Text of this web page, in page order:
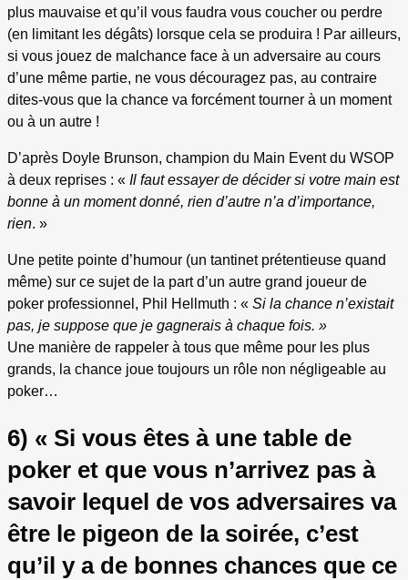
plus mauvaise et qu’il vous faudra vous coucher ou perdre
(en limitant les dégâts) lorsque cela se produira ! Par ailleurs,
si vous jouez de malchance face à un adversaire au cours
d’une même partie, ne vous découragez pas, au contraire
dites-vous que la chance va forcément tourner à un moment
ou à un autre !
D’après Doyle Brunson, champion du Main Event du WSOP
à deux reprises : « Il faut essayer de décider si votre main est
bonne à un moment donné, rien d’autre n’a d’importance,
rien. »
Une petite pointe d’humour (un tantinet prétentieuse quand
même) sur ce sujet de la part d’un autre grand joueur de
poker professionnel, Phil Hellmuth : « Si la chance n’existait
pas, je suppose que je gagnerais à chaque fois. »
Une manière de rappeler à tous que même pour les plus
grands, la chance joue toujours un rôle non négligeable au
poker…
6) « Si vous êtes à une table de
poker et que vous n’arrivez pas à
savoir lequel de vos adversaires va
être le pigeon de la soirée, c’est
qu’il y a de bonnes chances que ce